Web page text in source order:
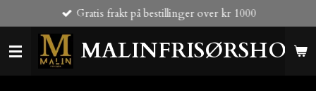
til
hovedinnhold
MALINFRISØRSHOP
Gratis frakt på bestillinger over kr 1000